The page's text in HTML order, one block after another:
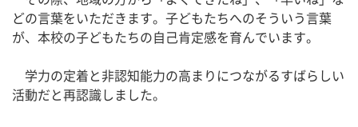
どの言葉をいただきます。子どもたちへのそういう言葉
が、本校の子どもたちの自己肯定感を育んでいます。
学力の定着と非認知能力の高まりにつながるすばらしい
活動だと再認識しました。